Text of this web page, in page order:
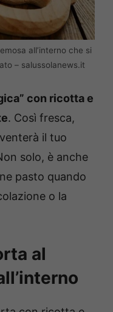
all’interno che si
– salussolanews.it
con ricotta e
. Così fresca,
il tuo
solo, è anche
pasto quando
o la
al